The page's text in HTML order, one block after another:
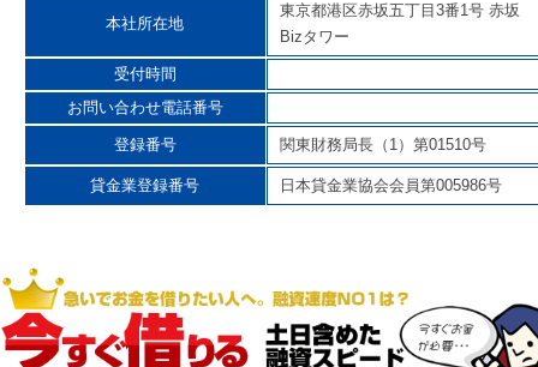
本社所在地
東京都港区赤坂五丁目3番1号 赤坂
Bizタワー
受付時間
お問い合わせ電話番号
登録番号 関東財務局長（1）第01510号
貸金業登録番号 日本貸金業協会会員第005986号